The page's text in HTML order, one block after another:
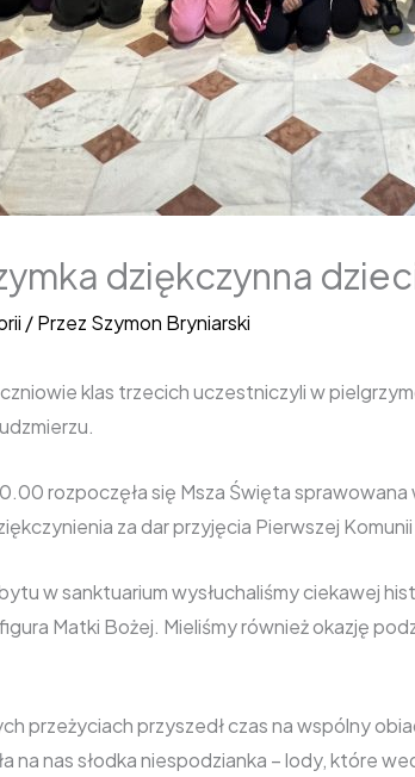
dziękczynna
/ Przez Szymon Bryniarski
klas trzecich uczestniczyli w
rozpoczęła się Msza Święta
za dar przyjęcia Pierwszej
w sanktuarium wysłuchaliśmy ciekawej
Matki Bożej. Mieliśmy również okazję
przeżyciach przyszedł czas na wspólny
na nas słodka niespodzianka – lody, które